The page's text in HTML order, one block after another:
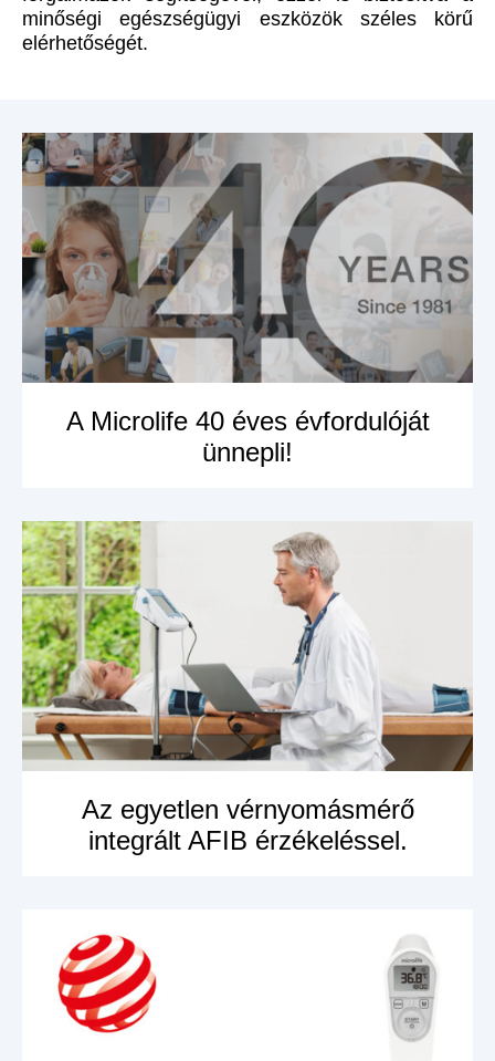
minőségi egészségügyi eszközök széles körű
elérhetőségét.
A Microlife 40 éves évfordulóját
ünnepli!
MEGNÉZEM A
Az egyetlen vérnyomásmérő
integrált AFIB érzékeléssel.
MEGNÉZEM A